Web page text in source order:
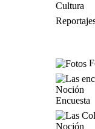
Cultura
Encuesta